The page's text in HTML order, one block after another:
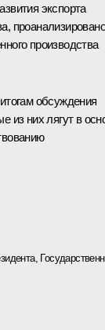
экспорта
проанализировано
производства
обсуждения
из них лягут в
,